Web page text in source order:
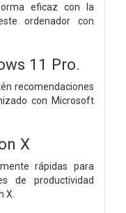
eficaz con la
ordenador con
11 Pro.
recomendaciones
con Microsoft
X
rápidas para
de productividad
X.